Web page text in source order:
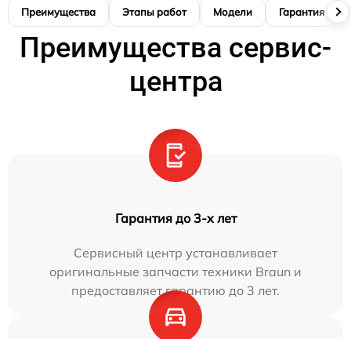
Преимущества Этапы работ Модели Гарантия
Преимущества сервис-
центра
Гарантия до 3-х лет
Сервисный центр устанавливает
оригинальные запчасти техники Braun и
предоставляет гарантию до 3 лет.